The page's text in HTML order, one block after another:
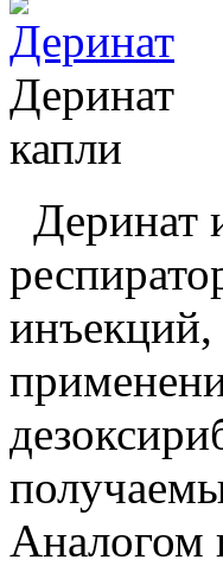
Деринат
капли
Деринат
инъекций,
Аналогом